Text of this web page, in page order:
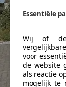
Essentiële
Wij of
voor
de website
als reactie
mogelijk te